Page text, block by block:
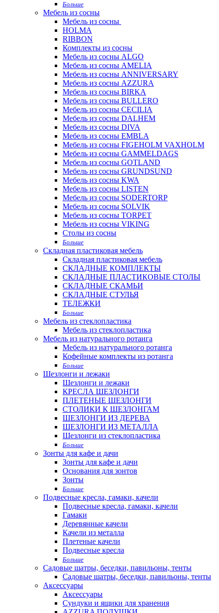
Больше
Мебель из сосны
Мебель из сосны
HOLMA
RIBBON
Комплекты из сосны
Мебель из сосны ALGO
Мебель из сосны AMELIA
Мебель из сосны ANNIVERSARY
Мебель из сосны AZZURA
Мебель из сосны BIRKA
Мебель из сосны BULLERO
Мебель из сосны CECILIA
Мебель из сосны DALHEM
Мебель из сосны DIVA
Мебель из сосны EMBLA
Мебель из сосны FIGEHOLM VAXHOLM
Мебель из сосны GAMMELDAGS
Мебель из сосны GOTLAND
Мебель из сосны GRUNDSUND
Мебель из сосны KWA
Мебель из сосны LISTEN
Мебель из сосны SODERTORP
Мебель из сосны SOLVIK
Мебель из сосны TORPET
Мебель из сосны VIKING
Столы из сосны
Больше
Складная пластиковая мебель
Складная пластиковая мебель
СКЛАДНЫЕ КОМПЛЕКТЫ
СКЛАДНЫЕ ПЛАСТИКОВЫЕ СТОЛЫ
СКЛАДНЫЕ СКАМЬИ
СКЛАДНЫЕ СТУЛЬЯ
ТЕЛЕЖКИ
Больше
Мебель из стеклопластика
Мебель из стеклопластика
Мебель из натурального ротанга
Мебель из натурального ротанга
Кофейные комплекты из ротанга
Больше
Шезлонги и лежаки
Шезлонги и лежаки
КРЕСЛА ШЕЗЛОНГИ
ПЛЕТЕНЫЕ ШЕЗЛОНГИ
СТОЛИКИ К ШЕЗЛОНГАМ
ШЕЗЛОНГИ ИЗ ДЕРЕВА
ШЕЗЛОНГИ ИЗ МЕТАЛЛА
Шезлонги из стеклопластика
Больше
Зонты для кафе и дачи
Зонты для кафе и дачи
Основания для зонтов
Зонты
Больше
Подвесные кресла, гамаки, качели
Подвесные кресла, гамаки, качели
Гамаки
Деревянные качели
Качели из металла
Плетеные качели
Подвесные кресла
Больше
Садовые шатры, беседки, павильоны, тенты
Садовые шатры, беседки, павильоны, тенты
Аксессуары
Аксессуары
Сундуки и ящики для хранения